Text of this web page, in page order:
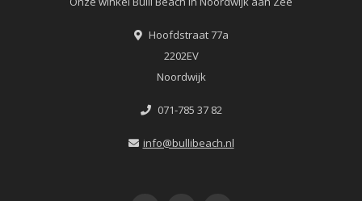
Hoofdstraat 77a
2202EV
Noordwijk
071-785 37 82
info@bullibeach.nl